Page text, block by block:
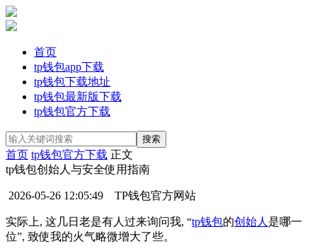
首页
tp钱包app下载
tp钱包下载地址
tp钱包最新版下载
tp钱包官方下载
首页 tp钱包官方下载 正文
tp钱包创始人与安全使用指南
2026-05-26 12:05:49 TP钱包官方网站
实​际上, 这几日老是有人过‍来‍询问我, “tp钱包的创始人 ​是哪一
位”, 致使我的​火气⁠略微增大了些​。